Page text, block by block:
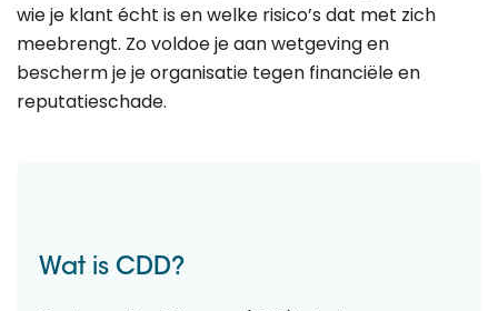
wie je klant écht is en welke risico’s dat met zich
meebrengt. Zo voldoe je aan wetgeving en
bescherm je je organisatie tegen financiële en
reputatieschade.
Wat is CDD?